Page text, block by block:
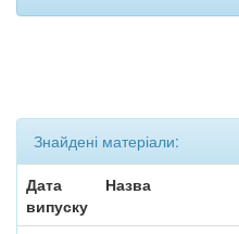
Знайдені матеріали:
Дата
випуску
Назва